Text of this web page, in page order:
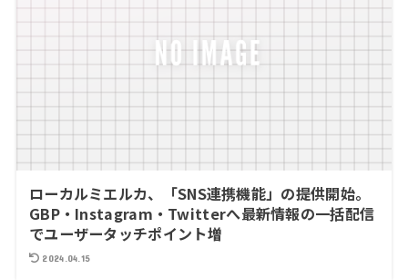
ローカルミエルカ、「SNS連携機能」の提供開始。
GBP・Instagram・Twitterへ最新情報の一括配信
でユーザータッチポイント増
2024.04.15